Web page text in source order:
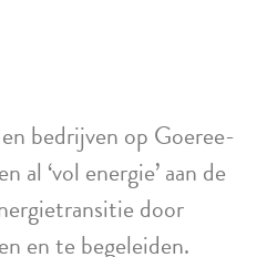
bedrijven op Goeree-
al ‘vol energie’ aan de
door
en te begeleiden.